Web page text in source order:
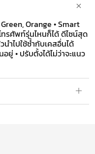
Orange • Smart
รศัพท์รุ่นไหนก็ได้ ดีไซน์สุด
ำไปใช้ซ้ำกับเคสอื่นได้
• ปรับตั้งได้ไม่ว่าจะแนว